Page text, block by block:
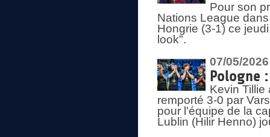
Pour son
Nations League
Hongrie (3-1) ce
look".
07/05/2026
Pologne
Kevin Tillie
remporté 3-0 par
pour l'équipe de la
Lublin (Hilir Henno)